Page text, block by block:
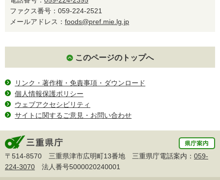
ファクス番号：059-224-2521
メールアドレス： foods@pref.mie.lg.jp
このページのトップへ
リンク・著作権・免責事項・ダウンロード
個人情報保護ポリシー
ウェブアクセシビリティ
サイトに関するご意見・お問い合わせ
〒514-8570 三重県津市広明町13番地 三重県庁電話案内： 059-
224-3070 法人番号5000020240001